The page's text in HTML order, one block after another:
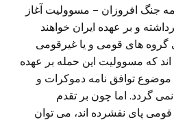
جنگ افروزان – مسوولیت آغاز
و بر عهده ایران خواهند
های قومی و یا غیرقومی
اند که مسوولیت این حمله بر عهده
توافق نامه دموکرات و
گردد. اما چون بر تقدم
پای نفشرده اند، می توان